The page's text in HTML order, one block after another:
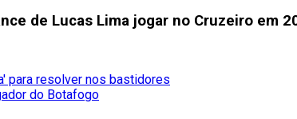
de Lucas Lima jogar no Cruzeiro em
para resolver nos bastidores
do Botafogo